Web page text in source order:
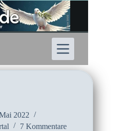
2022
7 Kommentare